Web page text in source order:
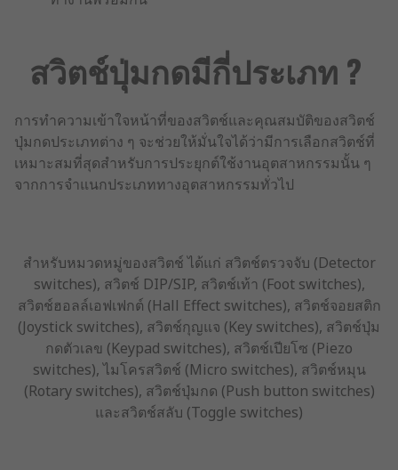
สวิตช์ปุ่มกดมีกี่ประเภท ?
การทำความเข้าใจหน้าที่ของสวิตช์และคุณสมบัติของสวิตช์
ปุ่มกดประเภทต่าง ๆ จะช่วยให้มั่นใจได้ว่ามีการเลือกสวิตช์ที่
เหมาะสมที่สุดสำหรับการประยุกต์ใช้งานอุตสาหกรรมนั้น ๆ
จากการจำแนกประเภททางอุตสาหกรรมทั่วไป
สำหรับหมวดหมู่ของสวิตช์ ได้แก่ สวิตช์ตรวจจับ (Detector
switches), สวิตช์ DIP/SIP, สวิตช์เท้า (Foot switches),
สวิตช์ฮอลล์เอฟเฟกต์ (Hall Effect switches), สวิตช์จอยสติก
(Joystick switches), สวิตช์กุญแจ (Key switches), สวิตช์ปุ่ม
กดตัวเลข (Keypad switches), สวิตช์เปียโซ (Piezo
switches), ไมโครสวิตช์ (Micro switches), สวิตช์หมุน
(Rotary switches), สวิตช์ปุ่มกด (Push button switches)
และสวิตช์สลับ (Toggle switches)